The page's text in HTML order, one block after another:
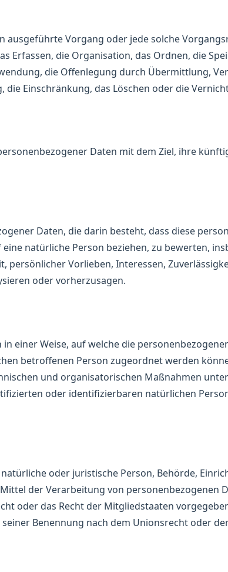
Vorgang oder jede solche
Erfassen, die Organisation, das Ordnen, die
die Offenlegung durch Übermittlung,
Einschränkung, das Löschen oder die
Daten mit dem Ziel, ihre
Daten, die darin besteht, dass diese
natürliche Person beziehen, zu bewerten,
Vorlieben, Interessen,
oder vorherzusagen.
einer Weise, auf welche die
betroffenen Person zugeordnet werden
und organisatorischen Maßnahmen
oder identifizierbaren natürlichen
oder juristische Person, Behörde,
der Verarbeitung von personenbezogenen
oder das Recht der Mitgliedstaaten
Benennung nach dem Unionsrecht oder